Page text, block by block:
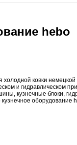
hebo
холодной ковки немецкой
и гидравлическом
, кузнечные блоки,
оборудование